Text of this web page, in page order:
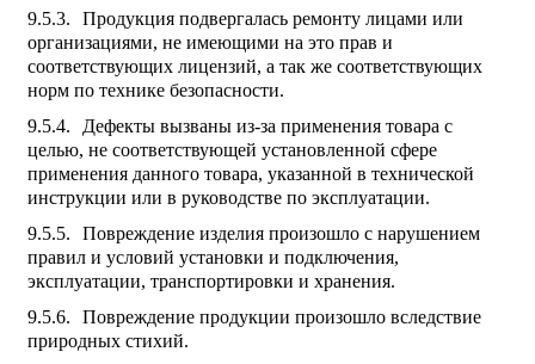
Продукция подвергалась ремонту лицами или
организациями, не имеющими на это прав и
соответствующих лицензий, а так же соответствующих
норм по технике безопасности.
Дефекты вызваны из-за применения товара с
целью, не соответствующей установленной сфере
применения данного товара, указанной в технической
инструкции или в руководстве по эксплуатации.
Повреждение изделия произошло с нарушением
правил и условий установки и подключения,
эксплуатации, транспортировки и хранения.
Повреждение продукции произошло вследствие
природных стихий.